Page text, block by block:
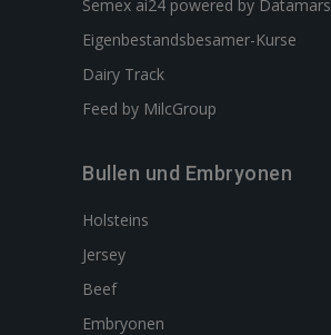
Semex ai24 powered by Datamars
Eigenbestandsbesamer-Kurse
Dairy Track
Feed by MilcGroup
Bullen und Embryonen
Holsteins
Jersey
Beef
Embryonen